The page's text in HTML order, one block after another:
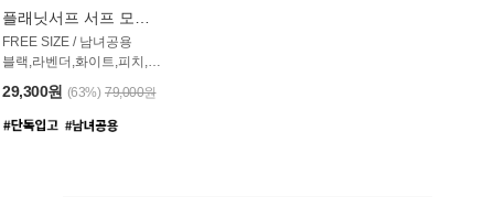
플래닛서프 서프 모자 UAC007PS
FREE SIZE / 남녀공용
블랙,라벤더,화이트,피치,그레이,오트밀 6컬러
29,300원 (63%) 79,000원